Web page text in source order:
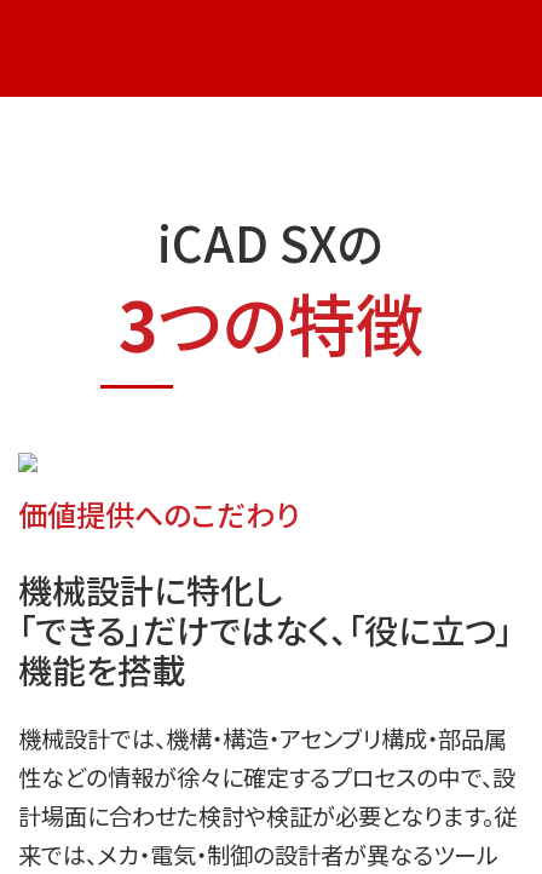
iCAD SXの
3つの特徴
価値提供へのこだわり
機械設計に特化し
「できる」だけではなく、「役に立つ」
機能を搭載
機械設計では、機構・構造・アセンブリ構成・部品属
性などの情報が徐々に確定するプロセスの中で、設
計場面に合わせた検討や検証が必要となります。従
来では、メカ・電気・制御の設計者が異なるツール